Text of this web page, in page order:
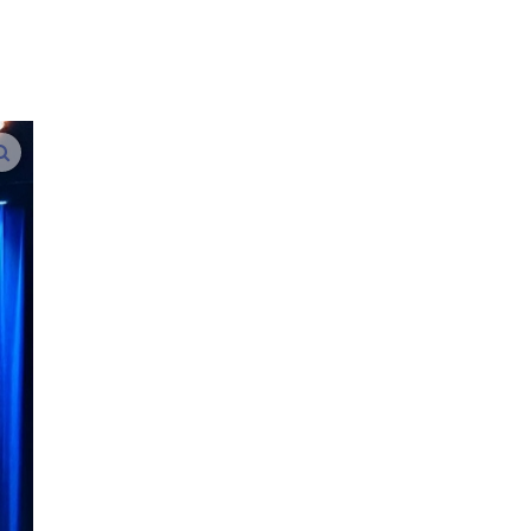
vergroot afbeeldingen